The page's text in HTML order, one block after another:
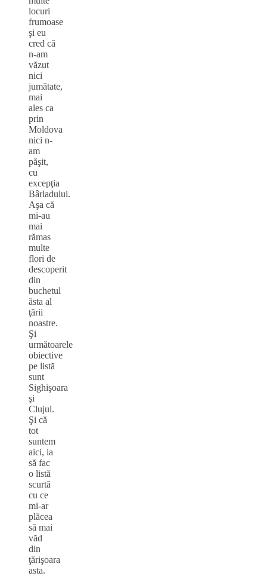
locuri
frumoase
şi eu
cred că
n-am
văzut
nici
jumătate,
mai
ales ca
prin
Moldova
nici n-
am
păşit,
cu
excepţia
Bârladului.
Aşa că
mi-au
mai
rămas
multe
flori de
descoperit
din
buchetul
ăsta al
ţării
noastre.
Şi
următoarele
obiective
pe listă
sunt
Sighişoara
şi
Clujul.
Şi că
tot
suntem
aici, ia
să fac
o listă
scurtă
cu ce
mi-ar
plăcea
să mai
văd
din
ţărişoara
asta.